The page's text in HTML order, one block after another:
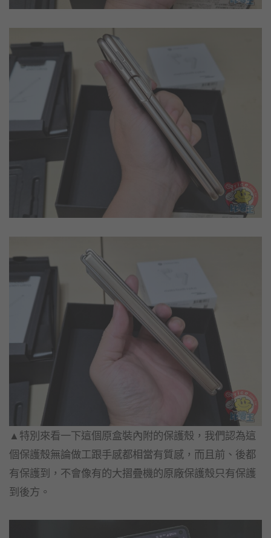
▲特別來看一下這個原盒裝內附的保護殼，我們認為這
個保護殼無論做工跟手感都相當有質感，而且前、後都
有保護到，不會像有的大摺疊機的原廠保護殼只有保護
到後方。